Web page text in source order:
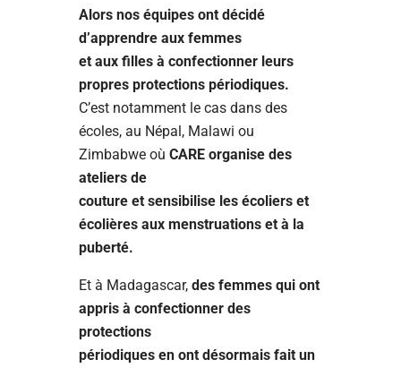
Alors nos équipes ont décidé
d’apprendre aux femmes
et aux filles à confectionner leurs
propres protections périodiques.
C’est notamment le cas dans des
écoles, au Népal, Malawi ou
Zimbabwe où CARE organise des
ateliers de
couture et sensibilise les écoliers et
écolières aux menstruations et à la
puberté.
Et à Madagascar, des femmes qui ont
appris à confectionner des
protections
périodiques en ont désormais fait un